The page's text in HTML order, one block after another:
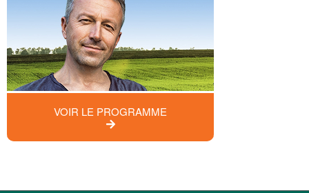
VOIR LE PROGRAMME